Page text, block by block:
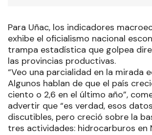
Para Uñac, los indicadores
exhibe el oficialismo nacional
trampa estadística que golpea
las provincias productivas.
“Veo una parcialidad en la mirada
Algunos hablan de que el país
ciento o 2,6 en el último año”,
advertir que “es verdad, esos
discutibles, pero creció sobre la
tres actividades: hidrocarburos en